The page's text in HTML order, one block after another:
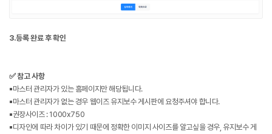
3.등록 완료 후 확인
✅ 참고 사항
▪️마스터 관리자가 있는 홈페이지만 해당됩니다.
▪️마스터 관리자가 없는 경우 웹이즈 유지보수 게시판에 요청주셔야 합니다.
▪️권장사이즈 : 1000x750
▪️디자인에 따라 차이가 있기 때문에 정확한 이미지 사이즈를 알고싶을 경우, 유지보수 게